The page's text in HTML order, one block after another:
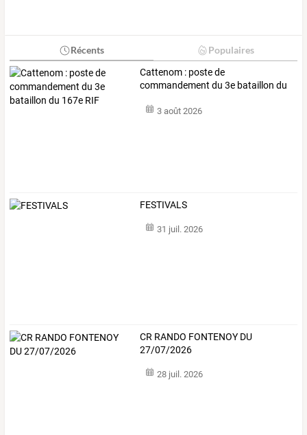
Récents Populaires
Cattenom : poste de
commandement du 3e bataillon du
3 août 2026
FESTIVALS
31 juil. 2026
CR RANDO FONTENOY DU
27/07/2026
28 juil. 2026